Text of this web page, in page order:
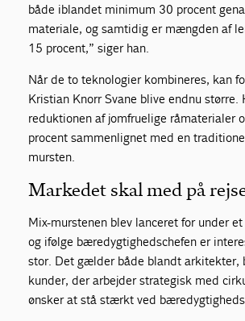
både iblandet minimum 30 procent
materiale, og samtidig er mængden af
15 procent,” siger han.
Når de to teknologier kombineres, kan
Kristian Knorr Svane blive endnu større.
reduktionen af jomfruelige råmaterialer
procent sammenlignet med en
mursten.
Markedet skal med på
Mix-murstenen blev lanceret for under
og ifølge bæredygtighedschefen er
stor. Det gælder både blandt arkitekter,
kunder, der arbejder strategisk med
ønsker at stå stærkt ved